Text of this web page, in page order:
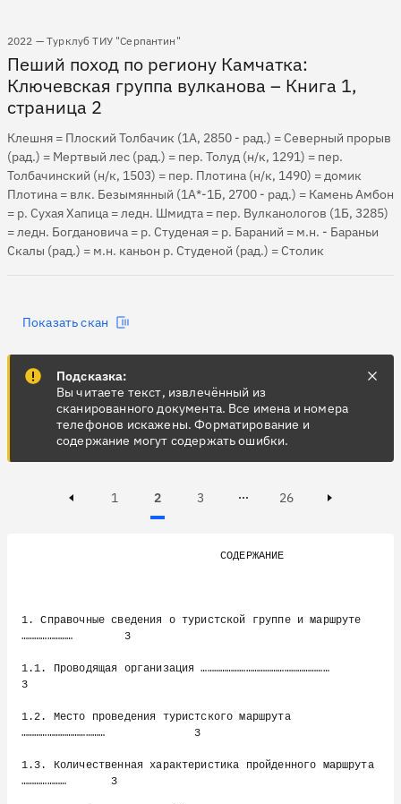
2022 — Турклуб ТИУ "Серпантин"
Пеший поход по региону Камчатка:
Ключевская группа вулканова – Книга 1,
страница 2
Клешня = Плоский Толбачик (1А, 2850 - рад.) = Северный прорыв
(рад.) = Мертвый лес (рад.) = пер. Толуд (н/к, 1291) = пер.
Толбачинский (н/к, 1503) = пер. Плотина (н/к, 1490) = домик
Плотина = влк. Безымянный (1А*-1Б, 2700 - рад.) = Камень Амбон
= р. Сухая Хапица = ледн. Шмидта = пер. Вулканологов (1Б, 3285)
= ледн. Богдановича = р. Студеная = р. Бараний = м.н. - Бараньи
Скалы (рад.) = м.н. каньон р. Студеной (рад.) = Столик
Показать скан
Подсказка:
Вы читаете текст, извлечённый из
сканированного документа. Все имена и номера
телефонов искажены. Форматирование и
содержание могут содержать ошибки.
Page
1 Page
2 Active, Page
3 Page
26
1. Справочные сведения о туристской группе и маршруте
……………………        3
1.1. Проводящая организация ……………………………………………………
3
1.2. Место проведения туристского маршрута
…………………………………              3
1.3. Количественная характеристика пройденного маршрута
…………………       3